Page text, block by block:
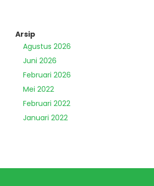
Arsip
Agustus 2026
Juni 2026
Februari 2026
Mei 2022
Februari 2022
Januari 2022